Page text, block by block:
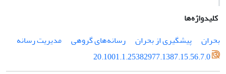
کلیدواژه‌ها
بحران
پیشگیری از بحران رسانه‌های گروهی
مدیریت رسانه
20.1001.1.25382977.1387.15.56.7.0